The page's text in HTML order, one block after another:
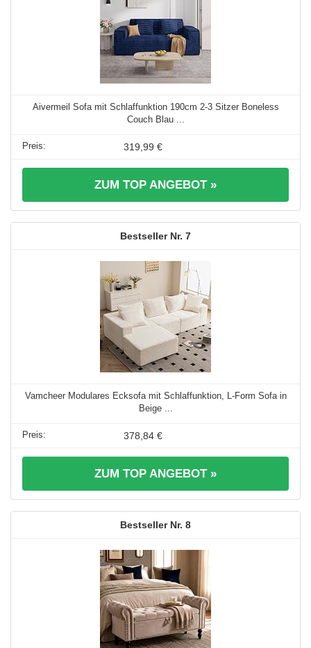
Aivermeil Sofa mit Schlaffunktion 190cm 2-3 Sitzer Boneless
Couch Blau ...
319,99 €
ZUM TOP ANGEBOT »
7
Vamcheer Modulares Ecksofa mit Schlaffunktion, L-Form Sofa in
Beige ...
378,84 €
ZUM TOP ANGEBOT »
8